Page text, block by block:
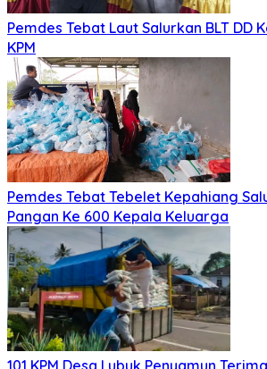
Pemdes Tebat Laut Salurkan BLT DD
KPM
Pemdes Tebat Tebelet Kepahiang
Pangan Ke 600 Kepala Keluarga